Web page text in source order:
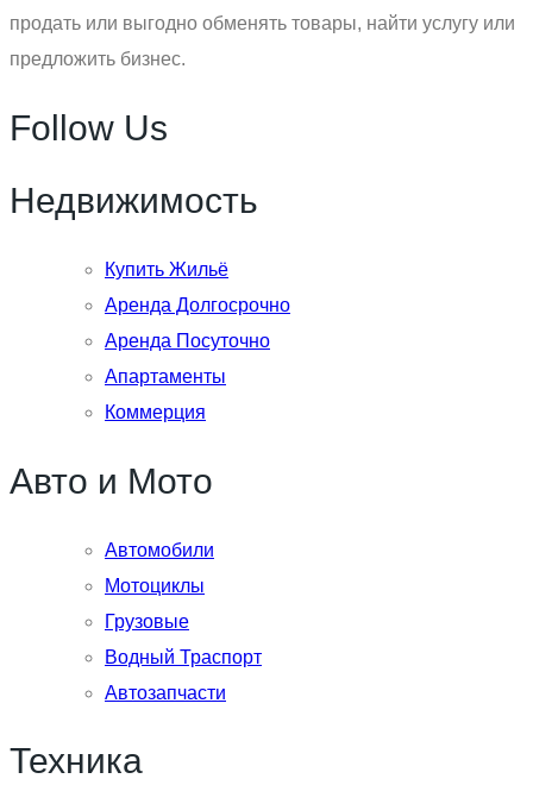
продать или выгодно обменять товары, найти услугу или
предложить бизнес.
Follow Us
Недвижимость
Купить Жильё
Аренда Долгосрочно
Аренда Посуточно
Апартаменты
Коммерция
Авто и Мото
Автомобили
Мотоциклы
Грузовые
Водный Траспорт
Автозапчасти
Техника